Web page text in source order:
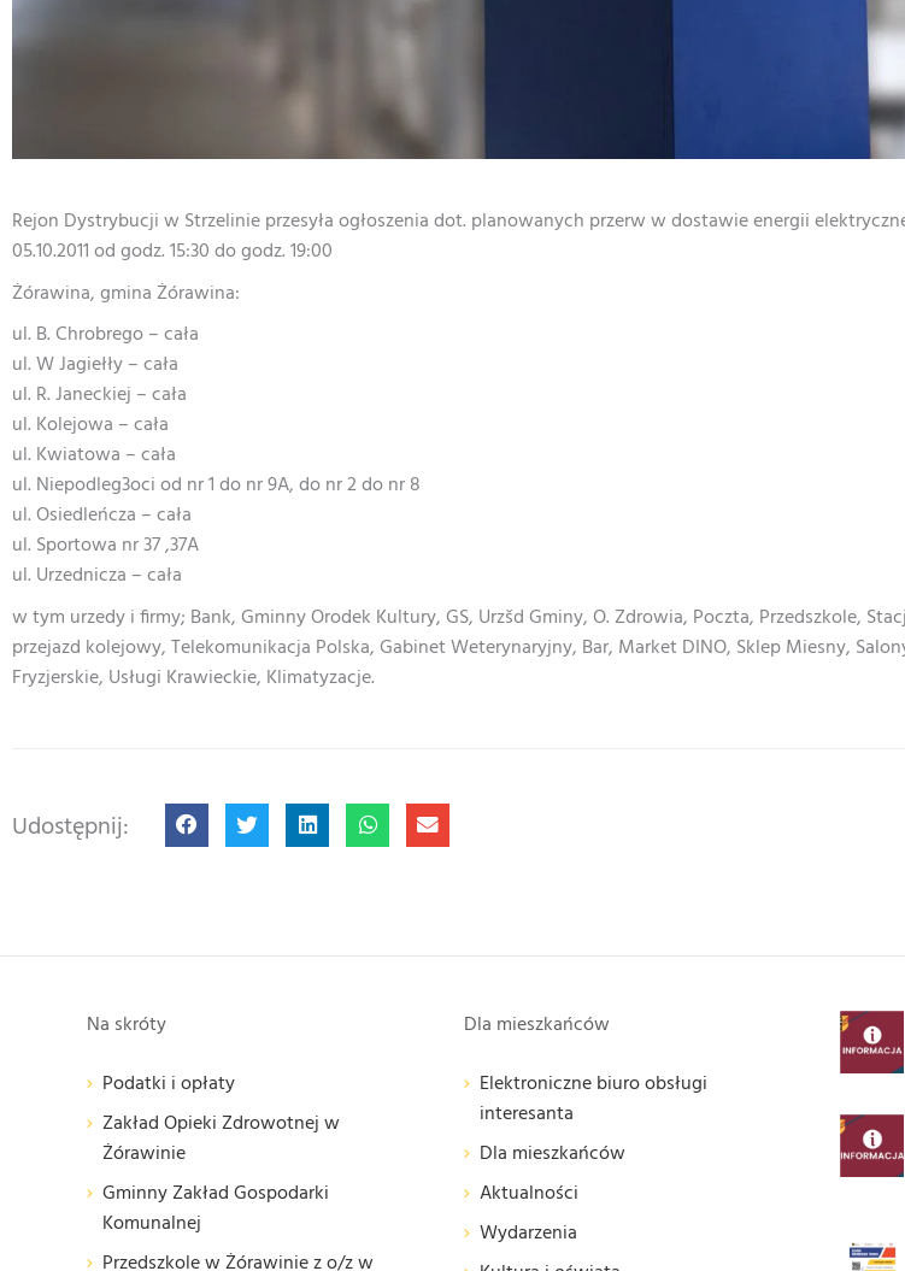
Rejon Dystrybucji w Strzelinie przesyła ogłoszenia dot. planowanych przerw w dostawie energii
05.10.2011 od godz. 15:30 do godz. 19:00
Żórawina, gmina Żórawina:
ul. B. Chrobrego – cała
ul. W Jagiełły – cała
ul. R. Janeckiej – cała
ul. Kolejowa – cała
ul. Kwiatowa – cała
ul. Niepodleg3oci od nr 1 do nr 9A, do nr 2 do nr 8
ul. Osiedleńcza – cała
ul. Sportowa nr 37 ,37A
ul. Urzednicza – cała
w tym urzedy i firmy; Bank, Gminny Orodek Kultury, GS, Urzšd Gminy, O. Zdrowia, Poczta, Przedszkole,
przejazd kolejowy, Telekomunikacja Polska, Gabinet Weterynaryjny, Bar, Market DINO, Sklep Miesny,
Fryzjerskie, Usługi Krawieckie, Klimatyzacje.
Udostępnij:
Na skróty
Podatki i opłaty
Zakład Opieki Zdrowotnej w
Żórawinie
Gminny Zakład Gospodarki
Komunalnej
Przedszkole w Żórawinie z o/z w
Dla mieszkańców
Elektroniczne biuro obsługi
interesanta
Dla mieszkańców
Aktualności
Wydarzenia